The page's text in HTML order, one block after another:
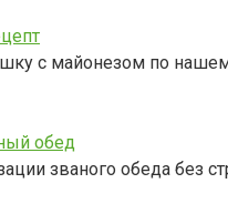
с майонезом по
обед
званого обеда без